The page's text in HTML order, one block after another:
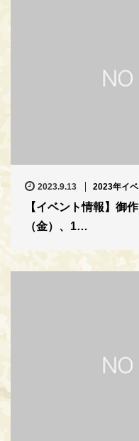
2023.9.13 2023年イ
【イベント情報】
（金）、1…